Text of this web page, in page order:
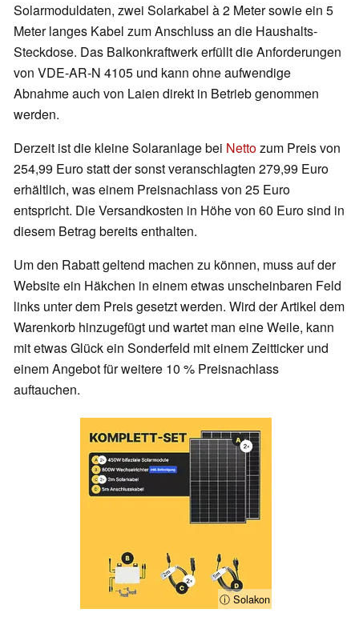
Solarmoduldaten, zwei Solarkabel à 2 Meter sowie ein 5
Meter langes Kabel zum Anschluss an die Haushalts-
Steckdose. Das Balkonkraftwerk erfüllt die Anforderungen
von VDE-AR-N 4105 und kann ohne aufwendige
Abnahme auch von Laien direkt in Betrieb genommen
werden.
Derzeit ist die kleine Solaranlage bei Nettozum Preis von
254,99 Euro statt der sonst veranschlagten 279,99 Euro
erhältlich, was einem Preisnachlass von 25 Euro
entspricht. Die Versandkosten in Höhe von 60 Euro sind in
diesem Betrag bereits enthalten.
Um den Rabatt geltend machen zu können, muss auf der
Website ein Häkchen in einem etwas unscheinbaren Feld
links unter dem Preis gesetzt werden. Wird der Artikel dem
Warenkorb hinzugefügt und wartet man eine Weile, kann
mit etwas Glück ein Sonderfeld mit einem Zeitticker und
einem Angebot für weitere 10 % Preisnachlass
auftauchen.
ⓘ Solakon